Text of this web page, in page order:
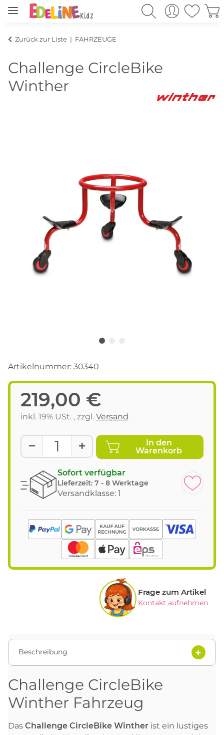
Zurück zur Liste FAHRZEUGE
Challenge CircleBike
Winther
Artikelnummer: 30340
219,00 €
inkl. 19% USt. , zzgl. Versand
In den
Warenkorb
Sofort verfügbar
Lieferzeit: 7 - 8 Werktage
Versandklasse: 1
Frage zum Artikel
Kontakt aufnehmen
Beschreibung
Challenge CircleBike
Winther Fahrzeug
Das Challenge CircleBike Winther ist ein lustiges